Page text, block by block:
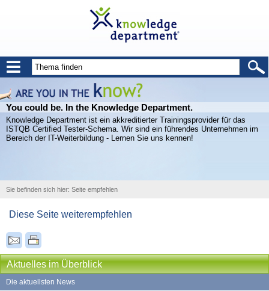
You could be. In the Knowledge Department.
Knowledge Department ist ein akkreditierter Trainingsprovider für das
ISTQB Certified Tester-Schema. Wir sind ein führendes Unternehmen im
Bereich der IT-Weiterbildung - Lernen Sie uns kennen!
Sie befinden sich hier: Seite empfehlen
Diese Seite weiterempfehlen
Aktuelles im Überblick
Die aktuellsten News